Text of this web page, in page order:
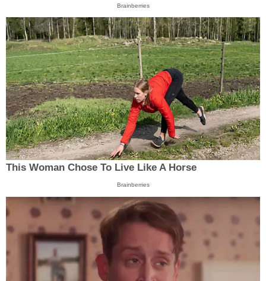
Brainberries
This Woman Chose To Live Like A Horse
Brainberries